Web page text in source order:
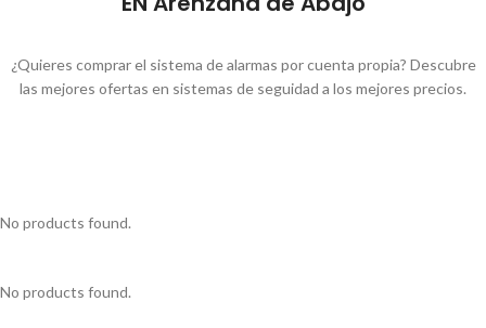
¿Quieres comprar el sistema de alarmas por cuenta propia? Descubre
las mejores ofertas en sistemas de seguidad a los mejores precios.
No products found.
No products found.